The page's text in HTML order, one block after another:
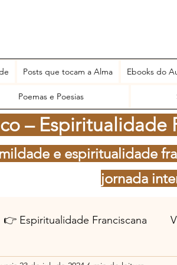
Posts que tocam a Alma Ebooks do
Poemas e Poesias
–
e espiritualidade
jornada
👉 Espiritualidade Franciscana